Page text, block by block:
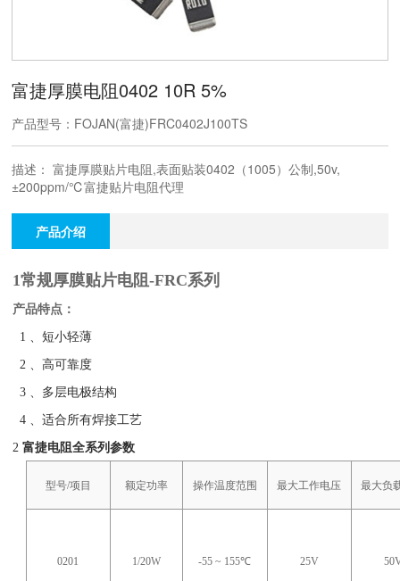
富捷厚膜电阻0402 10R 5%
产品型号：FOJAN(富捷)FRC0402J100TS
描述： 富捷厚膜贴片电阻,表面贴装0402（1005）公制,50v,
±200ppm/℃富捷贴片电阻代理
产品介绍
1常规厚膜贴片电阻-FRC系列
产品特点：
1 、短小轻薄
2 、高可靠度
3 、多层电极结构
4 、适合所有焊接工艺
2富捷电阻全系列参数
型号/项目 额定功率 操作温度范围 最大工作电压 最大负
0201 1/20W -55 ~ 155℃ 25V